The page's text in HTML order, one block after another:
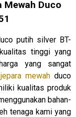
Mewah Duco
putih silver BT-
tinggi yang
yang sangat
mewah duco
kualitas produk
bahan-
tenaga kami yang